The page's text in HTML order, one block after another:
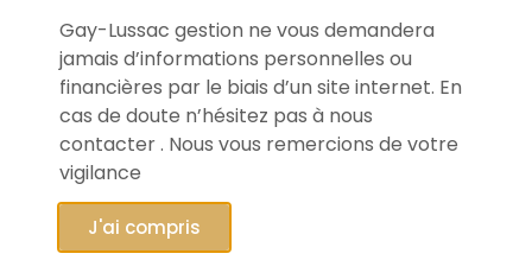
Gay-Lussac gestion ne vous demandera
jamais d’informations personnelles ou
financières par le biais d’un site internet. En
cas de doute n’hésitez pas à nous
contacter . Nous vous remercions de votre
vigilance
J'ai compris